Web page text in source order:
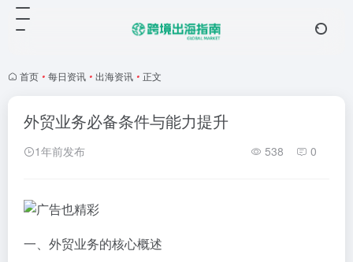
首页 • 每日资讯 • 出海资讯 • 正文
外贸业务必备条件与能力提升
1年前发布 538 0
一、外贸业务的核心概述